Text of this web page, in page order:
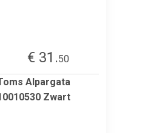
€ 31.50
Alpargata
Zwart